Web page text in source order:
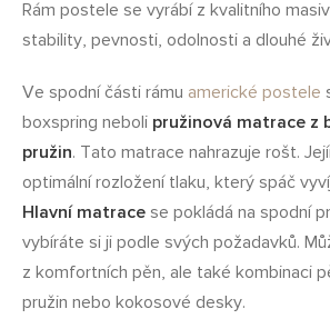
Rám postele se vyrábí z kvalitního
stability, pevnosti, odolnosti a dlouhé
Ve spodní části rámu americké postele
boxspring neboli pružinová matrace z
pružin. Tato matrace nahrazuje rošt.
optimální rozložení tlaku, který spáč
Hlavní matrace se pokládá na spodní
vybíráte si ji podle svých požadavků.
z komfortních pěn, ale také kombinaci
pružin nebo kokosové desky.